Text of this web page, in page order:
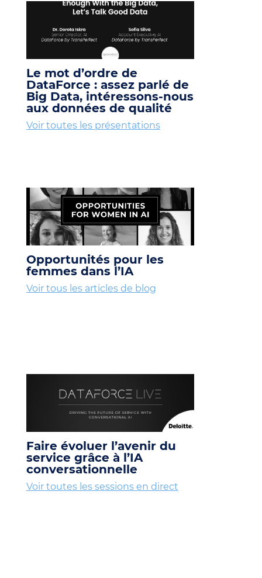
Le mot d’ordre de
DataForce : assez parlé de
Big Data, intéressons-nous
aux données de qualité
Voir toutes les présentations
Opportunités pour les
femmes dans l’IA
Voir tous les articles de blog
Faire évoluer l’avenir du
service grâce à l’IA
conversationnelle
Voir toutes les sessions en direct